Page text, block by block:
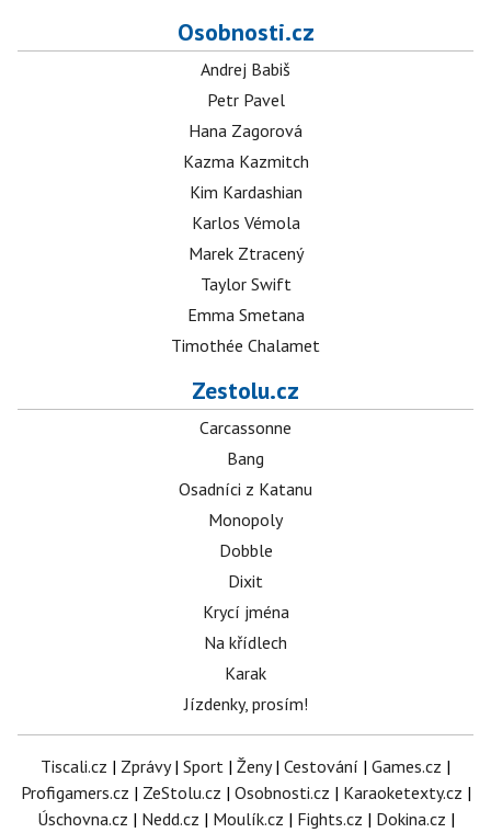
Osobnosti.cz
Andrej Babiš
Petr Pavel
Hana Zagorová
Kazma Kazmitch
Kim Kardashian
Karlos Vémola
Marek Ztracený
Taylor Swift
Emma Smetana
Timothée Chalamet
Zestolu.cz
Carcassonne
Bang
Osadníci z Katanu
Monopoly
Dobble
Dixit
Krycí jména
Na křídlech
Karak
Jízdenky, prosím!
Tiscali.cz | Zprávy| Sport | Ženy| Cestování | Games.cz |
Profigamers.cz | ZeStolu.cz | Osobnosti.cz | Karaoketexty.cz |
Úschovna.cz | Nedd.cz | Moulík.cz | Fights.cz | Dokina.cz |